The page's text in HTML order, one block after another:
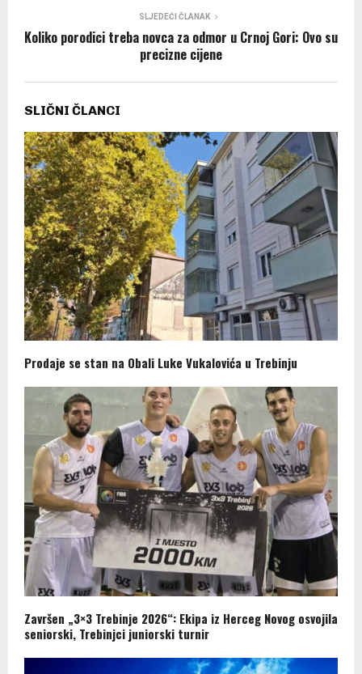
SLJEDEĆI ČLANAK
Koliko porodici treba novca za odmor u Crnoj Gori: Ovo su
precizne cijene
SLIČNI ČLANCI
Prodaje se stan na Obali Luke Vukalovića u Trebinju
Završen „3×3 Trebinje 2026“: Ekipa iz Herceg Novog osvojila
seniorski, Trebinjci juniorski turnir